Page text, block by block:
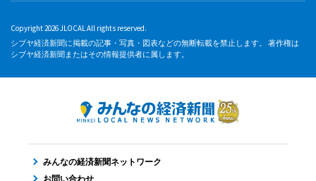
Copyright 2026 JLOCAL All rights reserved.
シブヤ経済新聞に掲載の記事・写真・図表などの無断転載を禁止します。 著作権は
シブヤ経済新聞またはその情報提供者に属します。
みんなの経済新聞ネットワーク
お問い合わせ